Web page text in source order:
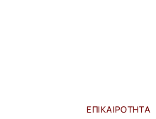
ΕΠΙΚΑΙΡΌΤΗΤΑ